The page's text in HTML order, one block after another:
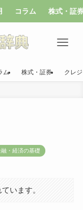
コラム 株式・証
ム 株式・証券 クレ
融・経済の基礎
います。